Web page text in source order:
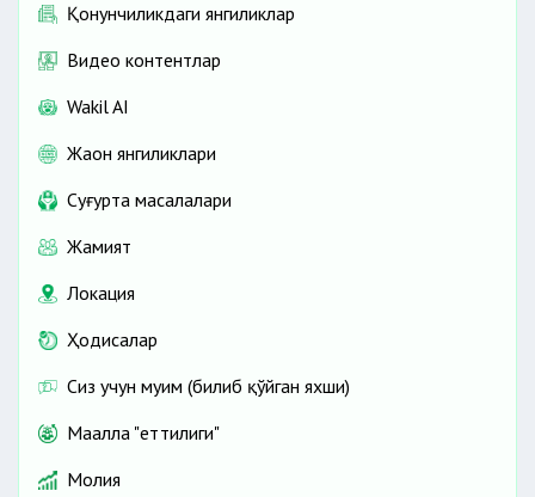
Қонунчиликдаги янгиликлар
Видео контентлар
Wakil AI
Жаҳон янгиликлари
Cуғурта масалалари
Жамият
Локация
Ҳодисалар
Сиз учун муҳим (билиб қўйган яхши)
Маҳалла "еттилиги"
Молия